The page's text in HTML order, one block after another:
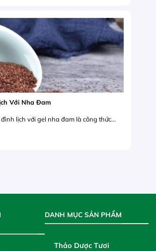
Với Nha Đam
lịch với gel nha đam là công thức...
DANH MỤC SẢN PHẨM
Thảo Dược Tươi